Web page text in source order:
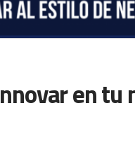
en tu